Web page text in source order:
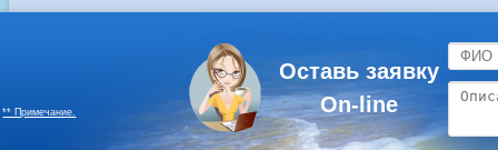
** Примечание.
Оставь заявку
On-line